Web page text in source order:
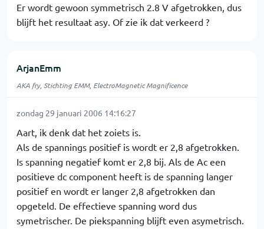
Er wordt gewoon symmetrisch 2.8 V afgetrokken, dus
blijft het resultaat asy. Of zie ik dat verkeerd ?
ArjanEmm
AKA fry, Stichting EMM, ElectroMagnetic Magnificence
zondag 29 januari 2006 14:16:27
Aart, ik denk dat het zoiets is.
Als de spannings positief is wordt er 2,8 afgetrokken.
Is spanning negatief komt er 2,8 bij. Als de Ac een
positieve dc component heeft is de spanning langer
positief en wordt er langer 2,8 afgetrokken dan
opgeteld. De effectieve spanning word dus
symetrischer. De piekspanning blijft even asymetrisch.